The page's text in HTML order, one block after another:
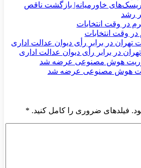
ریسک‌های خاورمیانه| بازگشت ناقص
رشد
در برابر رأی دیوان عدالت اداری
هوش مصنوعی عرضه شد
فیلدهای ضروری را کامل کنید. *